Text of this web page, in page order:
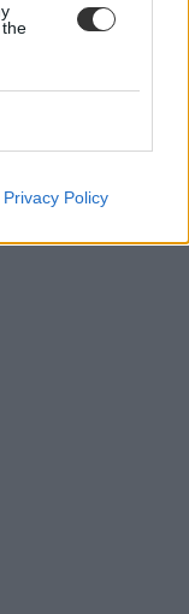
Privacy Policy